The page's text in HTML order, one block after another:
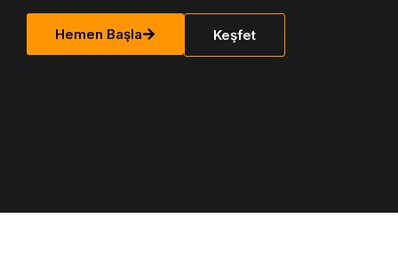
Hemen Başla Keşfet